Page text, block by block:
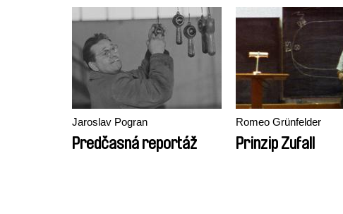
Jaroslav Pogran
Predčasná reportáž
Romeo Grünfelder
Prinzip Zufall